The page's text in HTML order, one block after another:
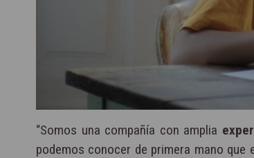
“Somos una compañía con amplia
podemos conocer de primera mano